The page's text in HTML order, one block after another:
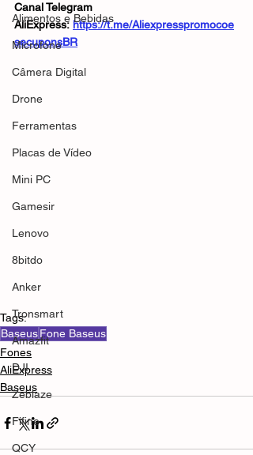
Alimentos e Bebidas
Microfone
Câmera Digital
Drone
Ferramentas
Placas de Vídeo
Mini PC
Gamesir
Lenovo
8bitdo
Anker
Tronsmart
Amazfit
DJI
Zeblaze
Fifine
QCY
Canal Telegram
AliExpress: https://t.me/Aliexpresspromocoe
secuponsBR
Tags:
BaseusFone Baseus
Fones
AliExpress
Baseus